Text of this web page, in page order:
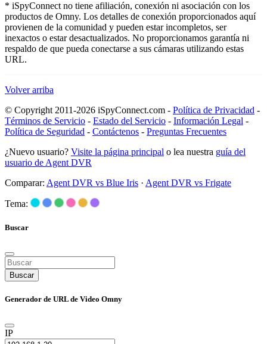
* iSpyConnect no tiene afiliación, conexión ni asociación con los
productos de Omny. Los detalles de conexión proporcionados aquí
provienen de la comunidad y pueden estar incompletos, ser
inexactos o estar desactualizados. No proporcionamos garantía ni
respaldo de que pueda conectarse a sus cámaras utilizando estas
URL.
Volver arriba
© Copyright 2011-2026 iSpyConnect.com - Política de Privacidad -
Términos de Servicio - Estado del Servicio - Información Legal -
Política de Seguridad - Contáctenos - Preguntas Frecuentes
¿Nuevo usuario? Visite la página principal o lea nuestra guía del
usuario de Agent DVR
Comparar: Agent DVR vs Blue Iris · Agent DVR vs Frigate
Tema:
Buscar
Buscar
Generador de URL de Video Omny
IP